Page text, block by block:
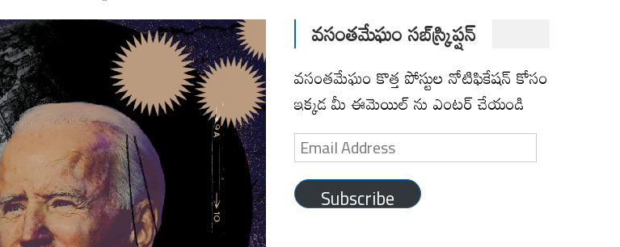
వసంతమేఘం సబ్‌స్క్రిప్షన్
వసంతమేఘం కొత్త పోస్టుల నోటిఫికేషన్ కోసం
ఇక్కడ మీ ఈమెయిల్ ను ఎంటర్ చేయండి
Email
Address
Subscribe